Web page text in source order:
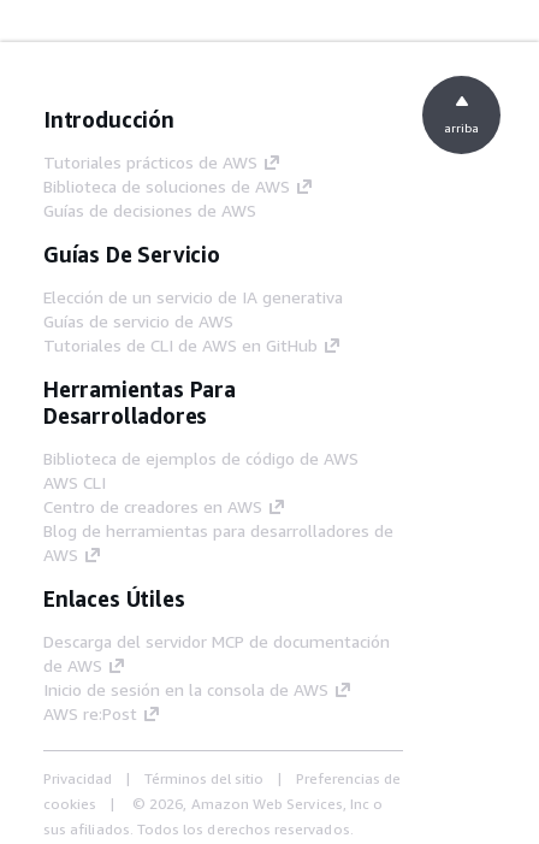
Introducción
Tutoriales prácticos de AWS
Biblioteca de soluciones de AWS
Guías de decisiones de AWS
Guías De Servicio
Elección de un servicio de IA generativa
Guías de servicio de AWS
Tutoriales de CLI de AWS en GitHub
Herramientas Para
Desarrolladores
Biblioteca de ejemplos de código de AWS
AWS CLI
Centro de creadores en AWS
Blog de herramientas para desarrolladores de
AWS
Enlaces Útiles
Descarga del servidor MCP de documentación
de AWS
Inicio de sesión en la consola de AWS
AWS re:Post
Privacidad Términos del sitio
Preferencias de
cookies
© 2026, Amazon Web Services, Inc o
sus afiliados. Todos los derechos reservados.
arriba